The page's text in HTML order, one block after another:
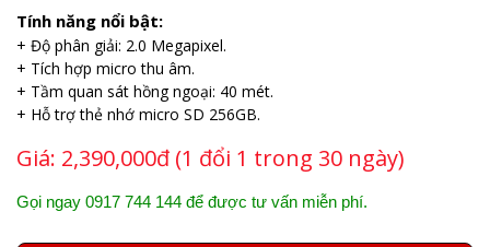
Tính năng nổi bật:
+ Độ phân giải: 2.0 Megapixel.
+ Tích hợp micro thu âm.
+ Tầm quan sát hồng ngoại: 40 mét.
+ Hỗ trợ thẻ nhớ micro SD 256GB.
Giá: 2,390,000đ (1 đổi 1 trong 30 ngày)
Gọi ngay 0917 744 144 để được tư vấn miễn phí.